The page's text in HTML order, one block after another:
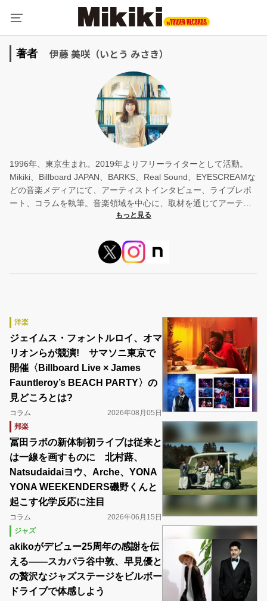
著者 伊藤 美咲（いとう みさき）
1996年、東京生まれ。2019年よりフリーライターとして活動。
Mikiki、Billboard JAPAN、BARKS、Real Sound、EYESCREAMな
どの音楽メディアにて、アーティストインタビュー、ライブレポ
ート、コラムを執筆。音楽領域を中心に、取材を通じてアーティ
ストの言葉や表現を伝える記事制作に携わる。近年はカルチャー
洋楽
ジェイムス・フォントルロイ、オマ
リオンらが競演! サマソニ東京で
開催〈Billboard Live × James
Fauntleroy’s BEACH PARTY〉の
見どころとは?
コラム
2026年08月05日
邦楽
冨田ラボの新体制初ライブは従来と
は一線を画すものに 北村蕗、
Natsudaidaiヨウ、Arche、YONA
YONA WEEKENDERS磯野くんと
起こす化学反応に注目
コラム
2026年06月15日
ジャズ
akikoがデビュー25周年の感謝を伝
える――スカパラ谷中敦、早見優と
の贅沢なジャズステージをビルボー
ドライブで体感しよう